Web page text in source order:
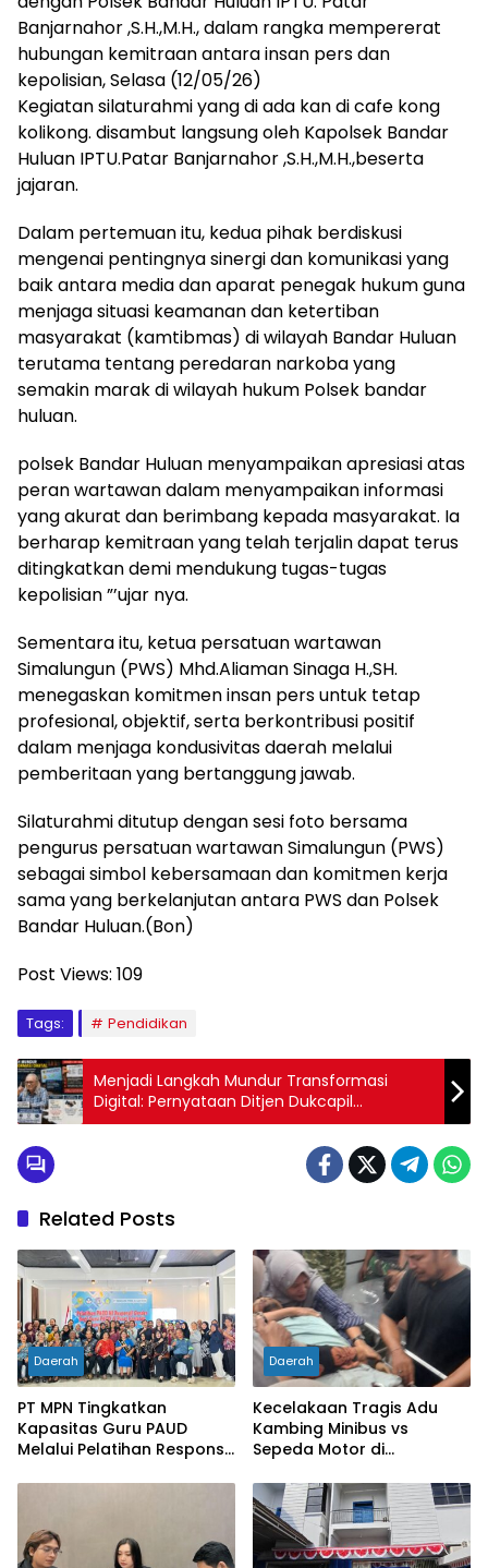
Banjarnahor ,S.H.,M.H., dalam rangka mempererat
hubungan kemitraan antara insan pers dan
kepolisian, Selasa (12/05/26)
Kegiatan silaturahmi yang di ada kan di cafe kong
kolikong. disambut langsung oleh Kapolsek Bandar
Huluan IPTU.Patar Banjarnahor ,S.H.,M.H.,beserta
jajaran.
Dalam pertemuan itu, kedua pihak berdiskusi
mengenai pentingnya sinergi dan komunikasi yang
baik antara media dan aparat penegak hukum guna
menjaga situasi keamanan dan ketertiban
masyarakat (kamtibmas) di wilayah Bandar Huluan
terutama tentang peredaran narkoba yang
semakin marak di wilayah hukum Polsek bandar
huluan.
polsek Bandar Huluan menyampaikan apresiasi atas
peran wartawan dalam menyampaikan informasi
yang akurat dan berimbang kepada masyarakat. Ia
berharap kemitraan yang telah terjalin dapat terus
ditingkatkan demi mendukung tugas-tugas
kepolisian ”’ujar nya.
Sementara itu, ketua persatuan wartawan
Simalungun (PWS) Mhd.Aliaman Sinaga H.,SH.
menegaskan komitmen insan pers untuk tetap
profesional, objektif, serta berkontribusi positif
dalam menjaga kondusivitas daerah melalui
pemberitaan yang bertanggung jawab.
Silaturahmi ditutup dengan sesi foto bersama
pengurus persatuan wartawan Simalungun (PWS)
sebagai simbol kebersamaan dan komitmen kerja
sama yang berkelanjutan antara PWS dan Polsek
Bandar Huluan.(Bon)
Post Views: 109
Tags: Pendidikan
Menjadi Langkah Mundur Transformasi
Digital: Pernyataan Ditjen Dukcapil
Perbolehkan Kembali Fotokopi e-KTP Dikritik
Related Posts
Daerah
PT MPN Tingkatkan
Kapasitas Guru PAUD
Melalui Pelatihan Responsif
Daerah
Kecelakaan Tragis Adu
Kambing Minibus vs
Sepeda Motor di
Meninggal Dunia